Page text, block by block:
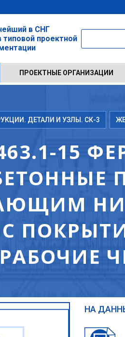
в СНГ
типовой проектной
ПРОЕКТНЫЕ ОРГАНИЗАЦИИ
ДЕТАЛИ И УЗЛЫ. СК-3
15
НА